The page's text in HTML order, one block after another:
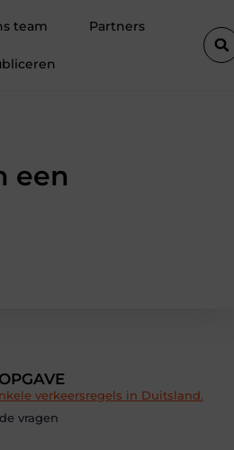
team Partners
een
verkeersregels in Duitsland.
vragen